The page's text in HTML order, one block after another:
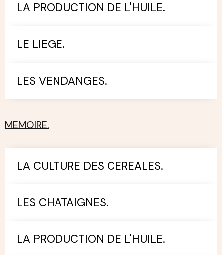
LA PRODUCTION DE L'HUILE.
LE LIEGE.
LES VENDANGES.
MEMOIRE.
LA CULTURE DES CEREALES.
LES CHATAIGNES.
LA PRODUCTION DE L'HUILE.